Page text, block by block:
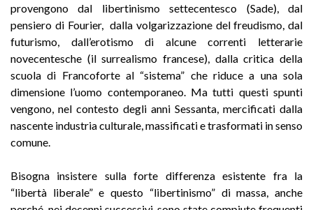
provengono dal libertinismo settecentesco (Sade), dal
pensiero di Fourier, dalla volgarizzazione del freudismo, dal
futurismo, dall’erotismo di alcune correnti letterarie
novecentesche (il surrealismo francese), dalla critica della
scuola di Francoforte al “sistema” che riduce a una sola
dimensione l’uomo contemporaneo. Ma tutti questi spunti
vengono, nel contesto degli anni Sessanta, mercificati dalla
nascente industria culturale, massificati e trasformati in senso
comune.
Bisogna insistere sulla forte differenza esistente fra la
“libertà liberale” e questo “libertinismo” di massa, anche